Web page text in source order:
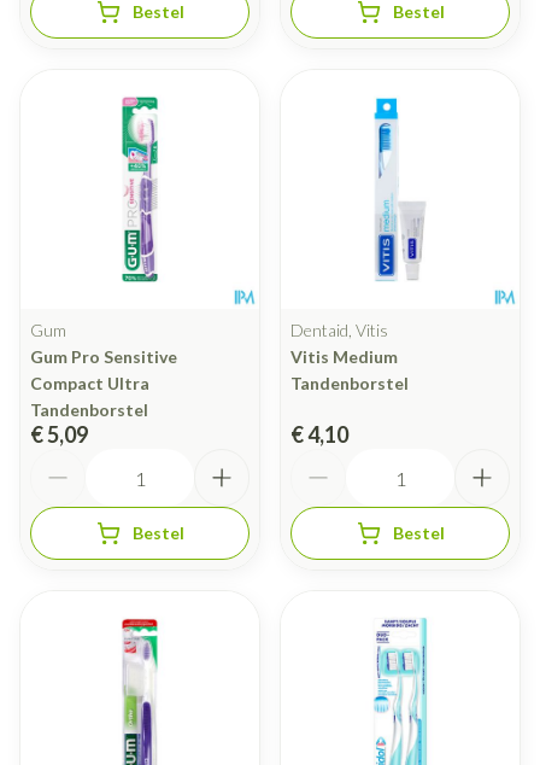
Bestel Bestel
Gum
Gum Pro Sensitive
Compact Ultra
Tandenborstel
€ 5,09
Bestel
Dentaid, Vitis
Vitis Medium
Tandenborstel
€ 4,10
Bestel